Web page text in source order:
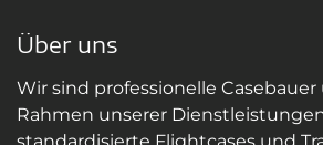
Über uns
Wir sind professionelle
Rahmen unserer